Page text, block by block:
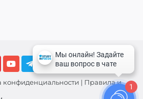
конфиденциальности | Правила и
1